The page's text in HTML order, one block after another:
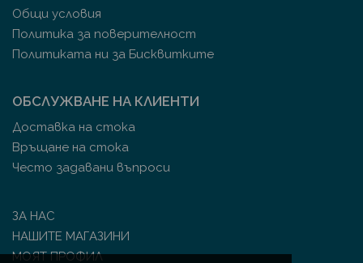
Общи условия
Политика за поверителност
Политиката ни за Бисквитките
ОБСЛУЖВАНЕ НА КЛИЕНТИ
Доставка на стока
Връщане на стока
Често задавани въпроси
ЗА НАС
НАШИТЕ МАГАЗИНИ
МОЯТ ПРОФИЛ